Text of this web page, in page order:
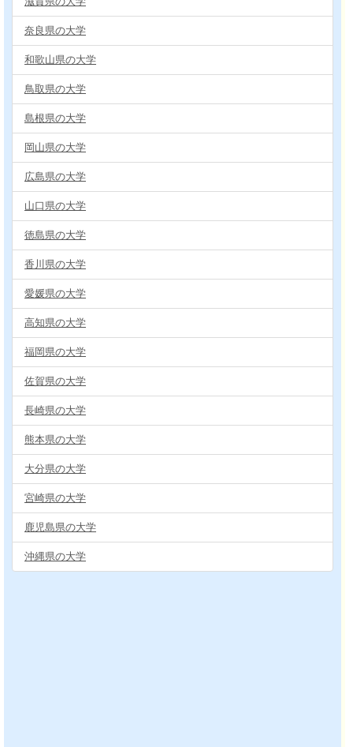
奈良県の大学
和歌山県の大学
鳥取県の大学
島根県の大学
岡山県の大学
広島県の大学
山口県の大学
徳島県の大学
香川県の大学
愛媛県の大学
高知県の大学
福岡県の大学
佐賀県の大学
長崎県の大学
熊本県の大学
大分県の大学
宮崎県の大学
鹿児島県の大学
沖縄県の大学